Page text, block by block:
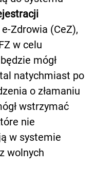
Zdrowia (CeZ),
w celu
mógł
natychmiast po
o złamaniu
wstrzymać
nie
w systemie
wolnych